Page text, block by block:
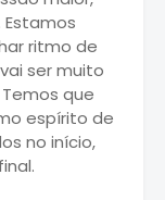
ritmo de
ser muito
que
espírito de
no início,